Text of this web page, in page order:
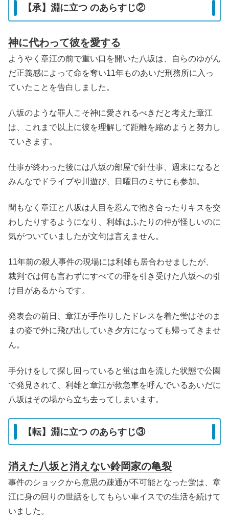
【承】淵に立つ のあらすじ②
神に代わって彼を愛する
ようやく章江の前で重い口を開いた八坂は、自らのゆがん
だ正義感によって命を奪い11年ものあいだ刑務所に入っ
ていたことを告白しました。
八坂のような罪人こそ神に愛されるべきだと考えた章江
は、これまで以上に彼を理解して距離を縮めようと努力し
ていきます。
仕事が終わった後には八坂の部屋で針仕事、週末になると
みんなでドライブや川遊び、日曜日のミサにも参加。
間もなく章江と八坂は人目を忍んで抱き合ったりキスを交
わしたりするようになり、利雄はふたりの仲が怪しいのに
気がついていましたが文句は言えません。
11年前の殺人事件の現場には利雄も居合わせましたが、
裁判では何も言わずにすべての罪を引き受けた八坂への引
け目があるからです。
発表会の前日、章江が手作りしたドレスを着た蛍はそのま
まの姿で外に飛び出していき夕方になっても帰ってきませ
ん。
手分けをして探し回っていると蛍は血を流した状態で公園
で発見されて、利雄と章江が救急車を呼んでいるあいだに
八坂はその場から立ち去ってしまいます。
【転】淵に立つ のあらすじ③
消えた八坂と消えない鈴岡家の亀裂
事件のショックから意思の疎通が不可能となった蛍は、章
江に身の回りの世話をしてもらい車イスでの生活を続けて
いました。